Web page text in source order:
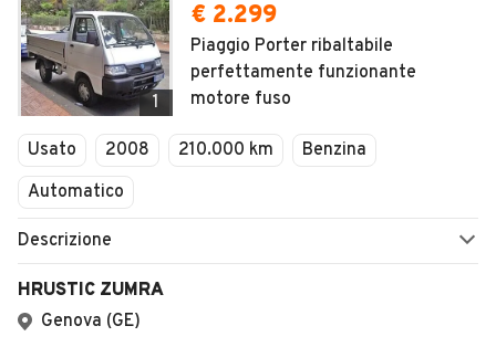
1
€ 2.299
Piaggio Porter ribaltabile
perfettamente funzionante
motore fuso
Usato 2008 210.000 km
Benzina
Automatico
Descrizione
HRUSTIC ZUMRA
Genova (GE)